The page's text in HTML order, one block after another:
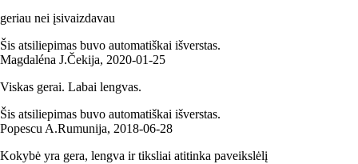
geriau nei įsivaizdavau
Šis atsiliepimas buvo automatiškai išverstas.
Magdaléna J.Čekija, 2020‑01‑25
Viskas gerai. Labai lengvas.
Šis atsiliepimas buvo automatiškai išverstas.
Popescu A.Rumunija, 2018‑06‑28
Kokybė yra gera, lengva ir tiksliai atitinka paveikslėlį